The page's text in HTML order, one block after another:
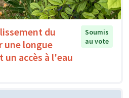
du
une longue
accès à l'eau
Soumis
au vote